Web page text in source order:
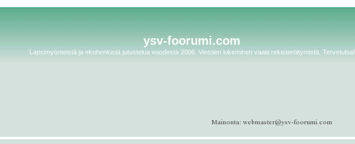
ysv-foorumi.com
Lapsimyönteistä ja ekohenkistä jutustelua vuodesta 2006. Viestien lukeminen vaatii rekisteröitymistä. Tervetuloa!